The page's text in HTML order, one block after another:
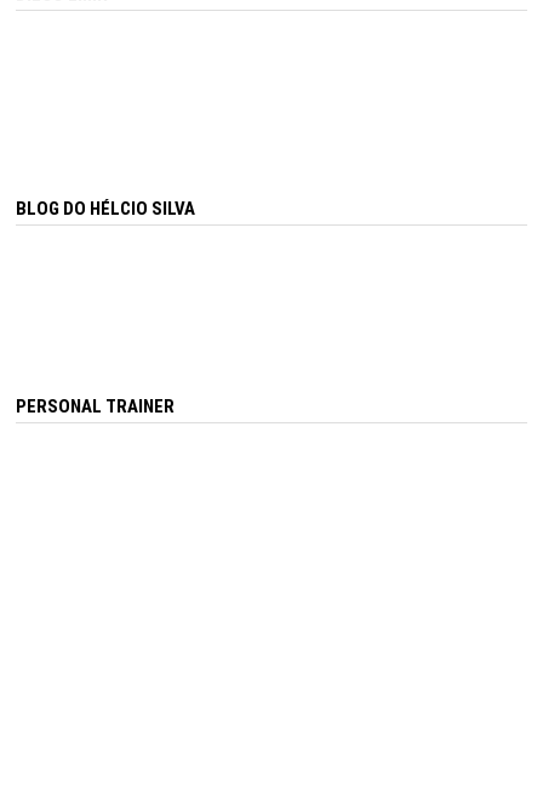
BLOG DO HÉLCIO SILVA
PERSONAL TRAINER